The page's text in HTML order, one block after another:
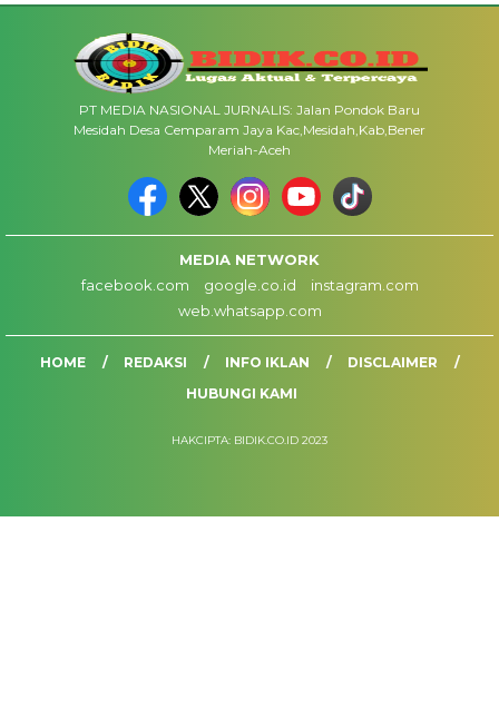
PT MEDIA NASIONAL JURNALIS: Jalan Pondok Baru
Mesidah Desa Cemparam Jaya Kac,Mesidah,Kab,Bener
Meriah-Aceh
MEDIA NETWORK
facebook.com
google.co.id
instagram.com
web.whatsapp.com
HOME REDAKSI INFO IKLAN
DISCLAIMER
HUBUNGI KAMI
HAKCIPTA: BIDIK.CO.ID 2023